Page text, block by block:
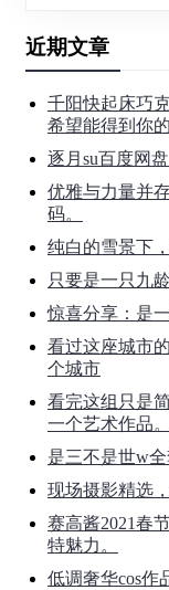
近期文章
千阳快起床巧
希望能得到你的
逐月su百度网
优雅与力量并
码。
纯白的雪景下
只要是一只九
惊喜分享：是
看过这座城市
个城市
看完这组只是
一个艺术作品。
是三不是世w
现场摄影精选
赛高酱2021春
特魅力。
低调奢华cos作